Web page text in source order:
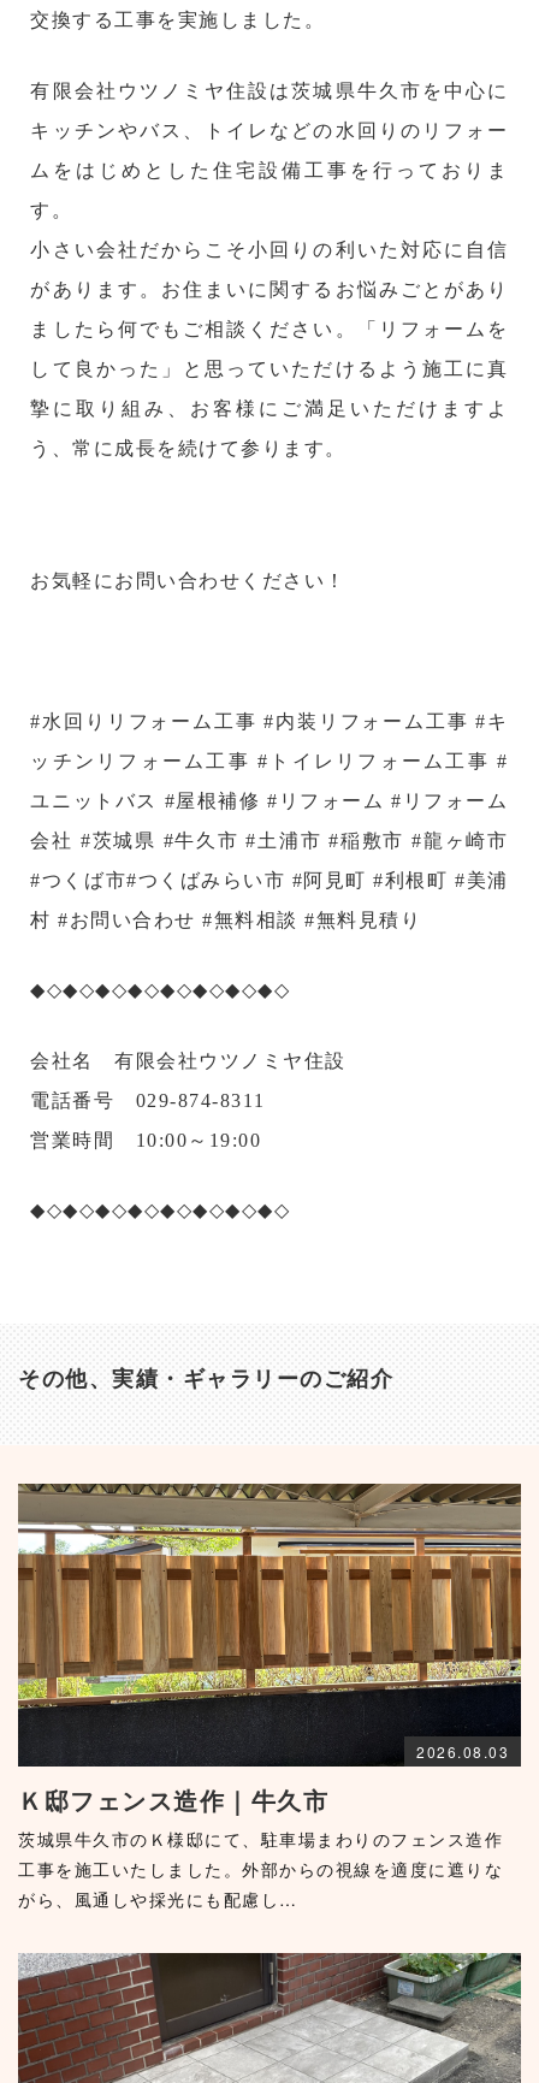
交換する工事を実施しました。
有限会社ウツノミヤ住設は茨城県牛久市を中心に
キッチンやバス、トイレなどの水回りのリフォー
ムをはじめとした住宅設備工事を行っておりま
す。
小さい会社だからこそ小回りの利いた対応に自信
があります。お住まいに関するお悩みごとがあり
ましたら何でもご相談ください。「リフォームを
して良かった」と思っていただけるよう施工に真
摯に取り組み、お客様にご満足いただけますよ
う、常に成長を続けて参ります。
お気軽にお問い合わせください！
#水回りリフォーム工事 #内装リフォーム工事 #キ
ッチンリフォーム工事 #トイレリフォーム工事 #
ユニットバス #屋根補修 #リフォーム #リフォーム
会社 #茨城県 #牛久市 #土浦市 #稲敷市 #龍ヶ崎市
#つくば市#つくばみらい市 #阿見町 #利根町 #美浦
村 #お問い合わせ #無料相談 #無料見積り
◆◇◆◇◆◇◆◇◆◇◆◇◆◇◆◇
会社名
有限会社ウツノミヤ住設
電話番号 029-874-8311
営業時間
10:00～19:00
◆◇◆◇◆◇◆◇◆◇◆◇◆◇◆◇
その他、実績・ギャラリーのご紹介
2026.08.03
Ｋ邸フェンス造作｜牛久市
茨城県牛久市のＫ様邸にて、駐車場まわりのフェンス造作
工事を施工いたしました。外部からの視線を適度に遮りな
がら、風通しや採光にも配慮し…